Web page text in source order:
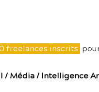
freelances inscrits
/ Média/ Intelligence